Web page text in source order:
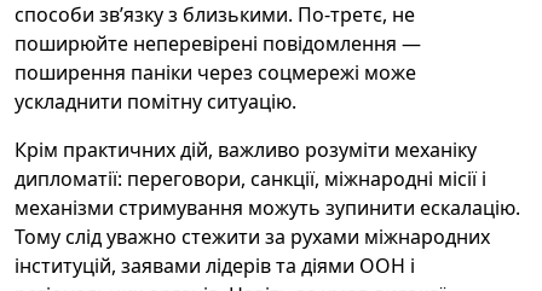
способи звʼязку з близькими. По-третє, не
поширюйте неперевірені повідомлення —
поширення паніки через соцмережі може
ускладнити помітну ситуацію.
Крім практичних дій, важливо розуміти механіку
дипломатії: переговори, санкції, міжнародні місії і
механізми стримування можуть зупинити ескалацію.
Тому слід уважно стежити за рухами міжнародних
інституцій, заявами лідерів та діями ООН і